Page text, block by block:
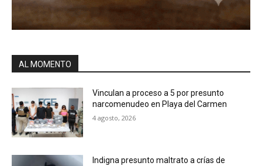
AL MOMENTO
Vinculan a proceso a 5 por presunto
narcomenudeo en Playa del Carmen
4 agosto, 2026
Indigna presunto maltrato a crías de